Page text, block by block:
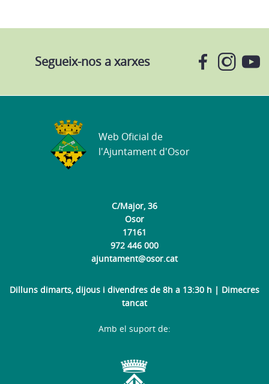
Segueix-nos a xarxes
C/Major, 36
Osor
17161
972 446 000
ajuntament@osor.cat
Dilluns dimarts, dijous i divendres de 8h a 13:30 h | Dimecres
tancat
Web Oficial de
l'Ajuntament d'Osor
Amb el suport de: